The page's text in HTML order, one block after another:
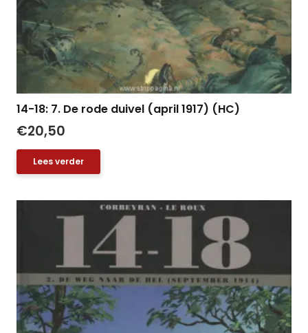
14-18: 7. De rode duivel (april 1917) (HC)
€20,50
Lees verder